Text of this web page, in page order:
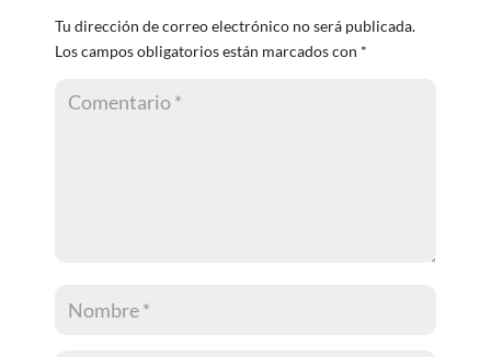
Tu dirección de correo electrónico no será publicada.
Los campos obligatorios están marcados con *